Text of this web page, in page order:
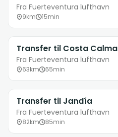
Fra Fuerteventura lufthavn
9km 15min
Transfer til Costa Calma
Fra Fuerteventura lufthavn
63km 65min
Transfer til Jandía
Fra Fuerteventura lufthavn
82km 85min